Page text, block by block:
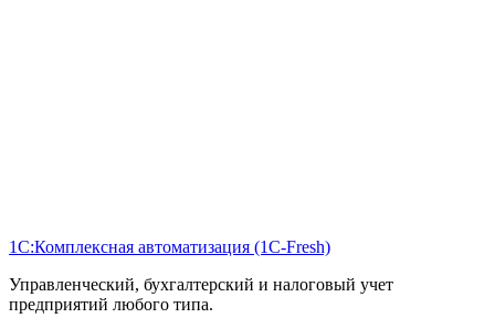
1С:Комплексная автоматизация (1С-Fresh)
Управленческий, бухгалтерский и налоговый учет
предприятий любого типа.